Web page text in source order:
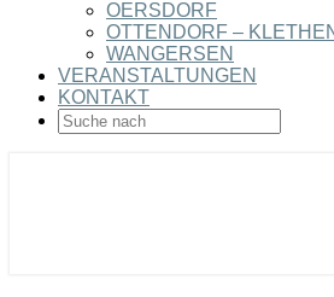
OERSDORF
OTTENDORF –
WANGERSEN
VERANSTALTUNGEN
KONTAKT
SEARCH
ICON